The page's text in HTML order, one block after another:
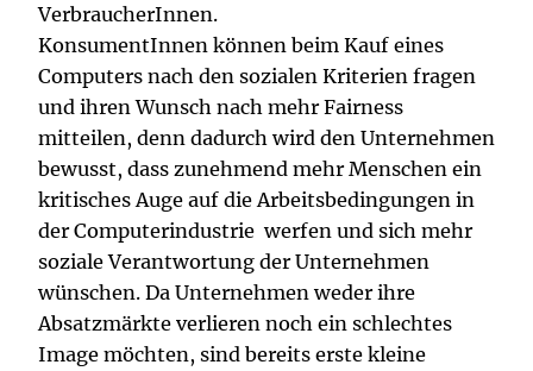
VerbraucherInnen.
KonsumentInnen können beim Kauf eines
Computers nach den sozialen Kriterien fragen
und ihren Wunsch nach mehr Fairness
mitteilen, denn dadurch wird den Unternehmen
bewusst, dass zunehmend mehr Menschen ein
kritisches Auge auf die Arbeitsbedingungen in
der Computerindustrie werfen und sich mehr
soziale Verantwortung der Unternehmen
wünschen. Da Unternehmen weder ihre
Absatzmärkte verlieren noch ein schlechtes
Image möchten, sind bereits erste kleine